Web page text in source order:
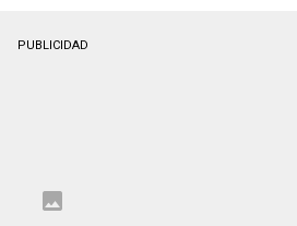
PUBLICIDAD